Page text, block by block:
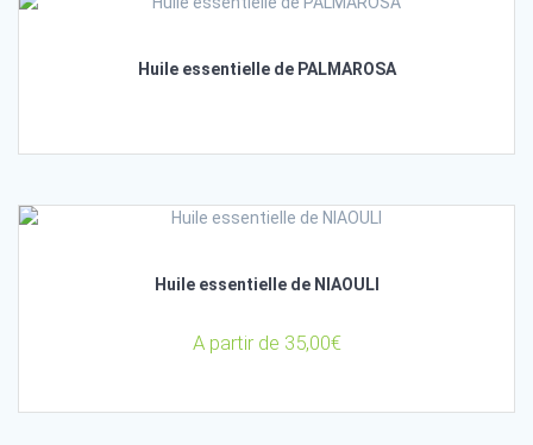
Huile essentielle de PALMAROSA
Huile essentielle de NIAOULI
A partir de 35,00€